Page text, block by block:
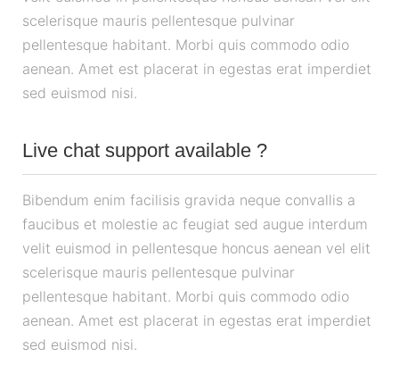
scelerisque mauris pellentesque pulvinar
pellentesque habitant. Morbi quis commodo odio
aenean. Amet est placerat in egestas erat imperdiet
sed euismod nisi.
Live chat support available ?
Bibendum enim facilisis gravida neque convallis a
faucibus et molestie ac feugiat sed augue interdum
velit euismod in pellentesque honcus aenean vel elit
scelerisque mauris pellentesque pulvinar
pellentesque habitant. Morbi quis commodo odio
aenean. Amet est placerat in egestas erat imperdiet
sed euismod nisi.